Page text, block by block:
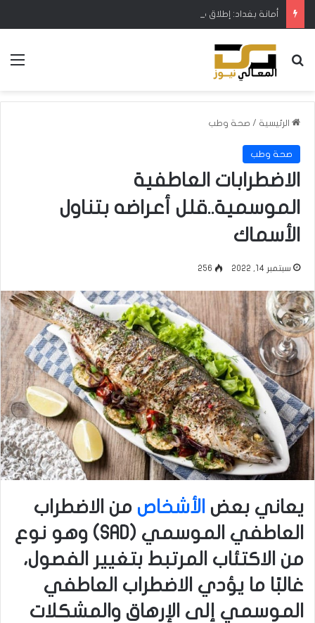
بحث عن
الرئيسية / صحة وطب
صحة وطب
الاضطرابات العاطفية
الموسمية..قلل أعراضه بتناول
الأسماك
سبتمبر 14, 2022 256
يعاني بعض الأشخاص من الاضطراب
العاطفي الموسمي (SAD) وهو نوع
من الاكتئاب المرتبط بتغيير الفصول،
غالبًا ما يؤدي الاضطراب العاطفي
الموسمي إلى الإرهاق والمشكلات